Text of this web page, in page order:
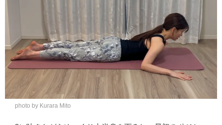
photo by Kurara Mito